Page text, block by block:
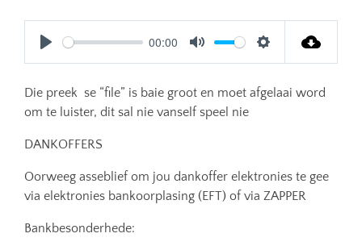
Play
00:00
Mute Settings
Die preek se “file” is baie groot en moet afgelaai word
om te luister, dit sal nie vanself speel nie
DANKOFFERS
Oorweeg asseblief om jou dankoffer elektronies te gee
via elektronies bankoorplasing (EFT) of via ZAPPER
Bankbesonderhede: